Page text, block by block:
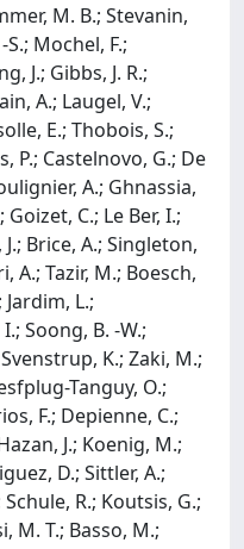
M. B.; Stevanin,
Mochel, F.;
J.; Gibbs, J. R.;
A.; Laugel, V.;
E.; Thobois, S.;
P.; Castelnovo, G.; De
A.; Ghnassia,
C.; Le Ber, I.;
Brice, A.; Singleton,
A.; Tazir, M.; Boesch,
L.;
Soong, B. -W.;
K.; Zaki, M.;
Tanguy, O.;
F.; Depienne, C.;
J.; Koenig, M.;
D.; Sittler, A.;
Schule, R.; Koutsis, G.;
M. T.; Basso, M.;